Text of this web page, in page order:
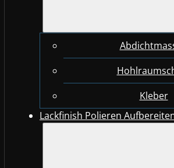
Kleber
Lackfinish Polieren